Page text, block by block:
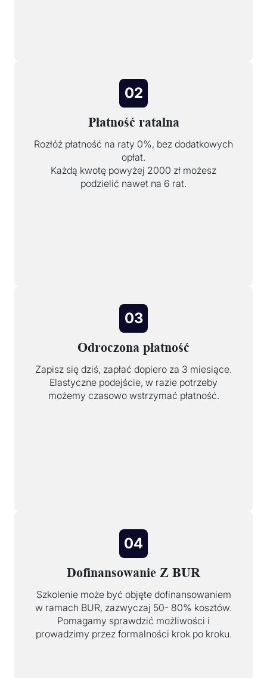
02
Płatność ratalna
Rozłóż płatność na raty 0%, bez dodatkowych
opłat.
Każdą kwotę powyżej 2000 zł możesz
podzielić nawet na 6 rat.
03
Odroczona płatność
Zapisz się dziś, zapłać dopiero za 3 miesiące.
Elastyczne podejście, w razie potrzeby
możemy czasowo wstrzymać płatność.
04
Dofinansowanie Z BUR
Szkolenie może być objęte dofinansowaniem
w ramach BUR, zazwyczaj 50- 80% kosztów.
Pomagamy sprawdzić możliwości i
prowadzimy przez formalności krok po kroku.